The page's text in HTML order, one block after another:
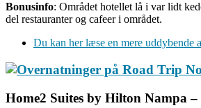
Bonusinfo: Området hotellet lå i var lidt
del restauranter og cafeer i området.
Du kan her læse en mere uddybende
Home2 Suites by Hilton Nampa